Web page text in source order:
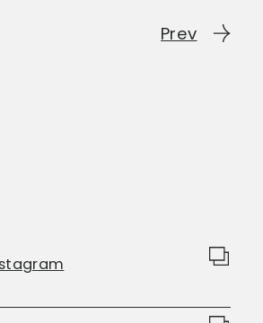
Prev